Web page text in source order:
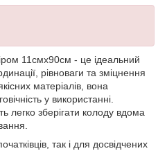
11смх90см - це ідеальний
рівноваги та зміцнення
матеріалів, вона
у використанні.
легко зберігати колоду вдома
так і для досвідчених